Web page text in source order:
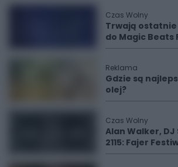
Czas Wolny
Trwają
do Magic Beats
Reklama
Gdzie są
olej?
Czas Wolny
Alan Walker, DJ
2115: Fajer